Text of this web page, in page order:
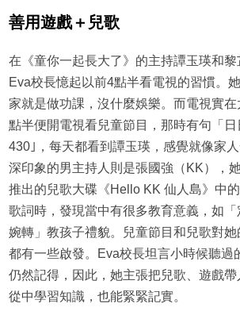
善用遊戲＋兒歌
在《童你一起長大了》的主持譚玉瑛和黎
Eva校長憶起以前4點半看電視的習慣。
家就是做功課，沒什麼娛樂。而電視實
點半便開電視看兒童節目，那時有句「
430｣，每天都看到譚玉瑛，感覺就像家
深印象的男主持人則是張國強（KK），
推出的兒歌大碟《Hello KK 仙人島》中
歌詞時，發現當中有很多教育意義，如
婉轉」教孩子禮貌。兒童節目和兒歌對
都有一些啟發。Eva校長坦言小時候聽過
仍然記得，因此，她主張把兒歌、遊戲
從中學習知識，也能緊緊記實。